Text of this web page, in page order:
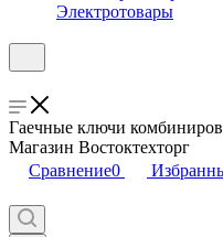
Электротовары
Гаечные ключи
Магазин Востоктехторг
Сравнение0